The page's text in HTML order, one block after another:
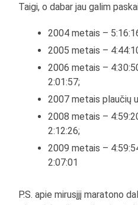
Taigi, o dabar jau galim
2004 metais –
2005 metais –
2006 metais –
2:01:57;
2007 metais plaučių
2008 metais –
2:12:26;
2009 metais –
2:07:01
P.S. apie mirusįjį maratono